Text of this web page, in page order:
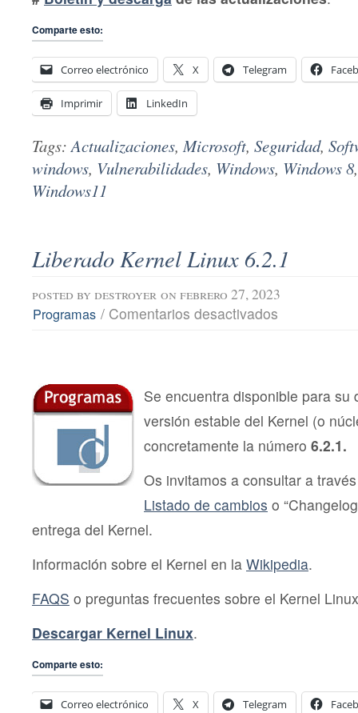
Comparte esto:
Correo electrónico X Telegram
Imprimir LinkedIn
Tags:Actualizaciones,Microsoft, Seguridad,
windows, Vulnerabilidades, Windows, Windows 8
Windows11
Liberado Kernel Linux 6.2.1
posted by destroyer on febrero 27, 2023
Programas / Comentarios desactivados
Se encuentra disponible para su
versión estable del Kernel (o
concretamente la número 6.2.1.
Os invitamos a consultar a
Listado de cambios o
entrega del Kernel.
Información sobre el Kernel en la Wikipedia.
FAQS o preguntas frecuentes sobre el Kernel
Descargar Kernel Linux.
Comparte esto:
Correo electrónico X Telegram